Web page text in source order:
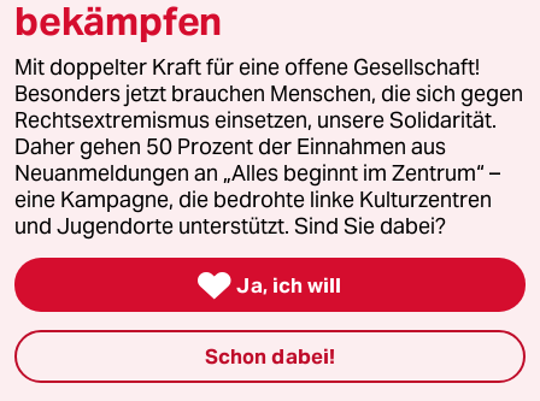
Fragen & Hilfe
Feedback
Aboservice
ePaper Login
bekämpfen
Mit doppelter Kraft für eine offene Gesellschaft!
Besonders jetzt brauchen Menschen, die sich gegen
Rechtsextremismus einsetzen, unsere Solidarität.
Daher gehen 50 Prozent der Einnahmen aus
Neuanmeldungen an „Alles beginnt im Zentrum“ –
eine Kampagne, die bedrohte linke Kulturzentren
und Jugendorte unterstützt. Sind Sie dabei?
 Ja, ich will
Schon dabei!